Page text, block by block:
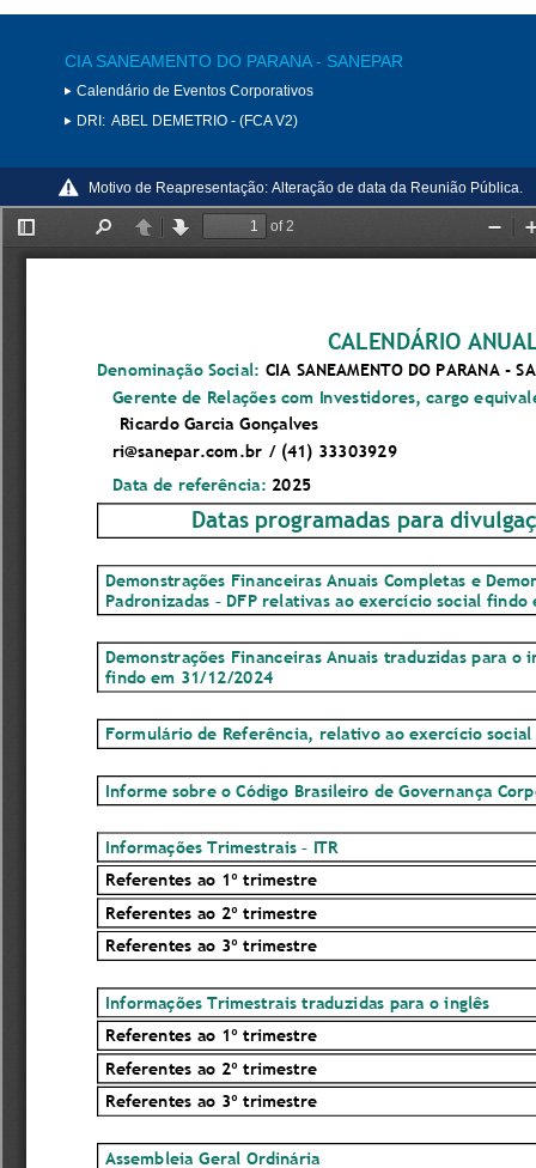
CIA SANEAMENTO DO PARANA - SANEPAR
Calendário de Eventos Corporativos
DRI: ABEL DEMETRIO - (FCA V2)
Motivo de Reapresentação: Alteração de data da Reunião Pública.